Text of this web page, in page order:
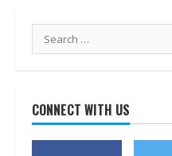
Search
for:
CONNECT WITH US